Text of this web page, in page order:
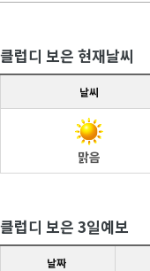
클럽디 보은 현재날씨
날씨
맑음
클럽디 보은 3일예보
날짜